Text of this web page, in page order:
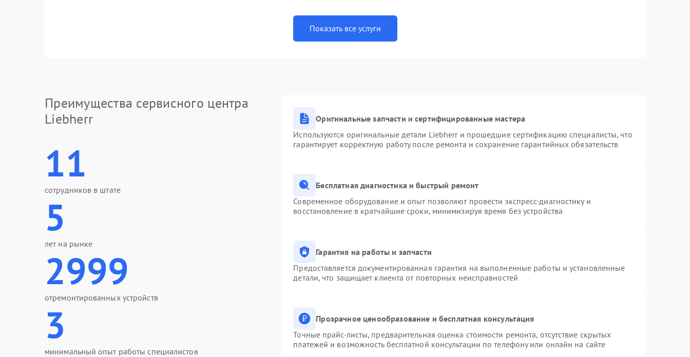
Показать все услуги
Преимущества сервисного центра
Liebherr
11
сотрудников в штате
5
лет на рынке
2999
отремонтированных устройств
3
минимальный опыт работы специалистов
Оригинальные запчасти и сертифицированные мастера
Используются оригинальные детали Liebherr и прошедшие сертификацию специалисты, что
гарантирует корректную работу после ремонта и сохранение гарантийных обязательств
Бесплатная диагностика и быстрый ремонт
Современное оборудование и опыт позволяют провести экспресс-диагностику и
восстановление в кратчайшие сроки, минимизируя время без устройства
Гарантия на работы и запчасти
Предоставляется документированная гарантия на выполненные работы и установленные
детали, что защищает клиента от повторных неисправностей
Прозрачное ценообразование и бесплатная консультация
Точные прайс-листы, предварительная оценка стоимости ремонта, отсутствие скрытых
платежей и возможность бесплатной консультации по телефону или онлайн на сайте